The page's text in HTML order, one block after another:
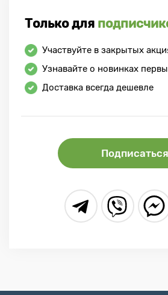
Только для
Участвуйте в закрытых
Узнавайте о новинках
Доставка всегда дешевле
Подписаться